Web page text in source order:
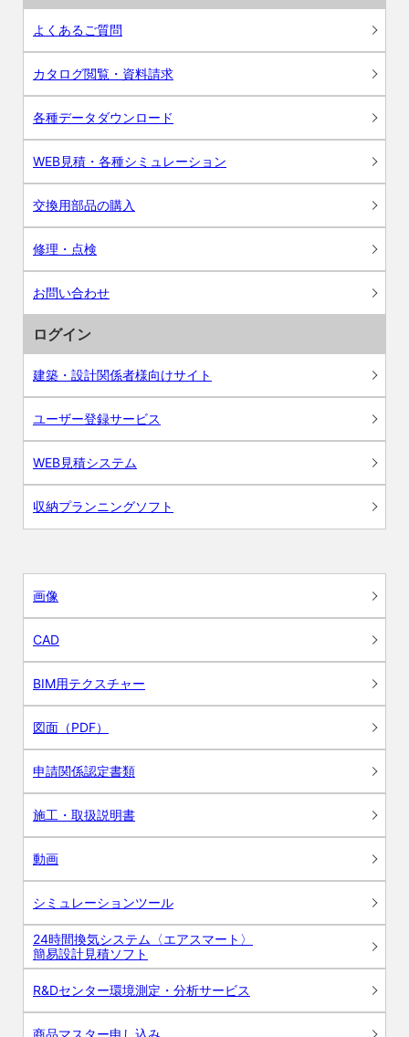
よくあるご質問
カタログ閲覧・資料請求
各種データダウンロード
WEB見積・各種シミュレーション
交換用部品の購入
修理・点検
お問い合わせ
ログイン
建築・設計関係者様向けサイト
ユーザー登録サービス
WEB見積システム
収納プランニングソフト
画像
CAD
BIM用テクスチャー
図面（PDF）
申請関係認定書類
施工・取扱説明書
動画
シミュレーションツール
24時間換気システム〈エアスマート〉
簡易設計見積ソフト
R&Dセンター環境測定・分析サービス
商品マスター申し込み